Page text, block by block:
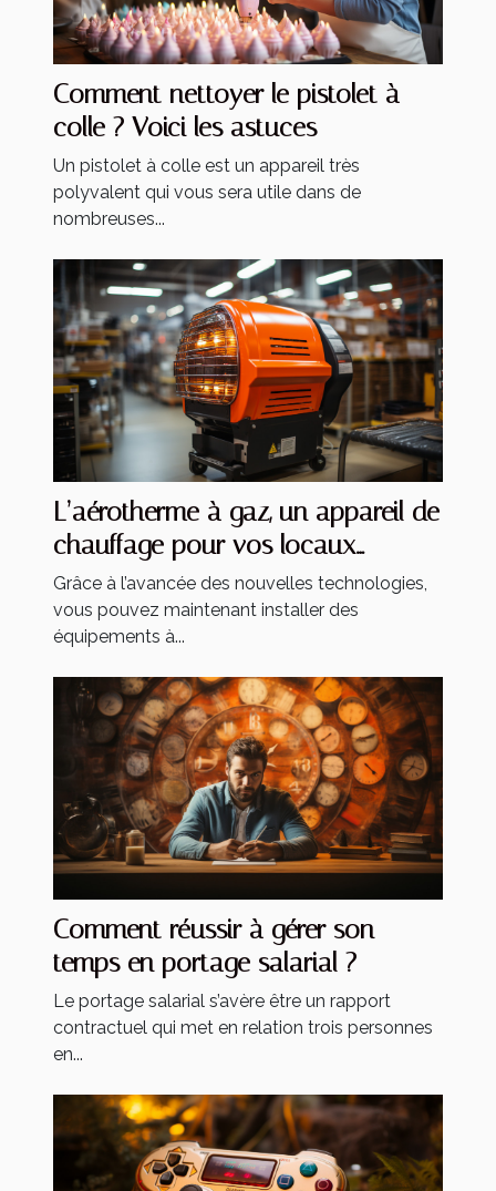
Comment nettoyer le pistolet à
colle ? Voici les astuces
Un pistolet à colle est un appareil très
polyvalent qui vous sera utile dans de
nombreuses...
L’aérotherme à gaz, un appareil de
chauffage pour vos locaux
industriels
Grâce à l’avancée des nouvelles technologies,
vous pouvez maintenant installer des
équipements à...
Comment réussir à gérer son
temps en portage salarial ?
Le portage salarial s’avère être un rapport
contractuel qui met en relation trois personnes
en...